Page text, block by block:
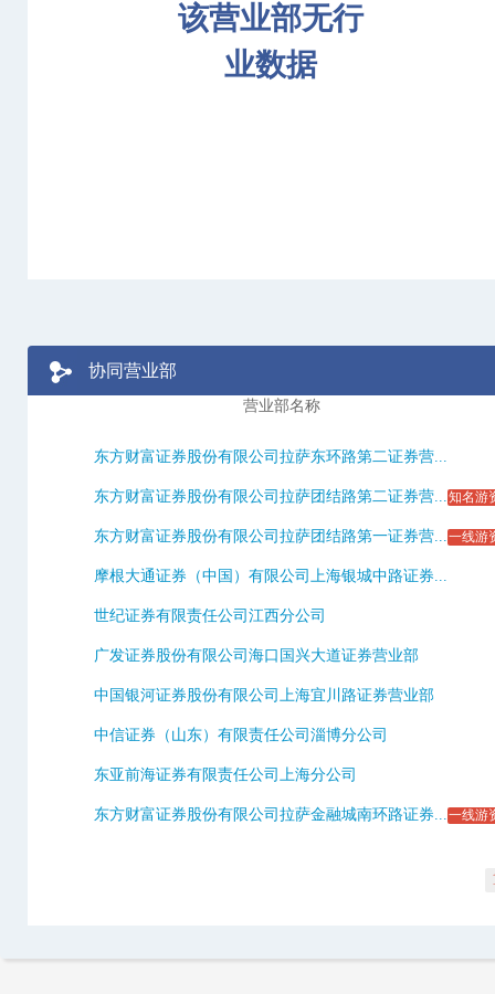
该营业部无行
业数据
协同营业部
营业部名称
东方财富证券股份有限公司拉萨东环路第二证券营...
东方财富证券股份有限公司拉萨团结路第二证券营...知名游
东方财富证券股份有限公司拉萨团结路第一证券营...一线游
摩根大通证券（中国）有限公司上海银城中路证券...
世纪证券有限责任公司江西分公司
广发证券股份有限公司海口国兴大道证券营业部
中国银河证券股份有限公司上海宜川路证券营业部
中信证券（山东）有限责任公司淄博分公司
东亚前海证券有限责任公司上海分公司
东方财富证券股份有限公司拉萨金融城南环路证券...一线游